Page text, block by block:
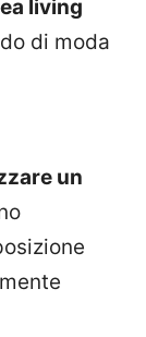
living
di moda
un